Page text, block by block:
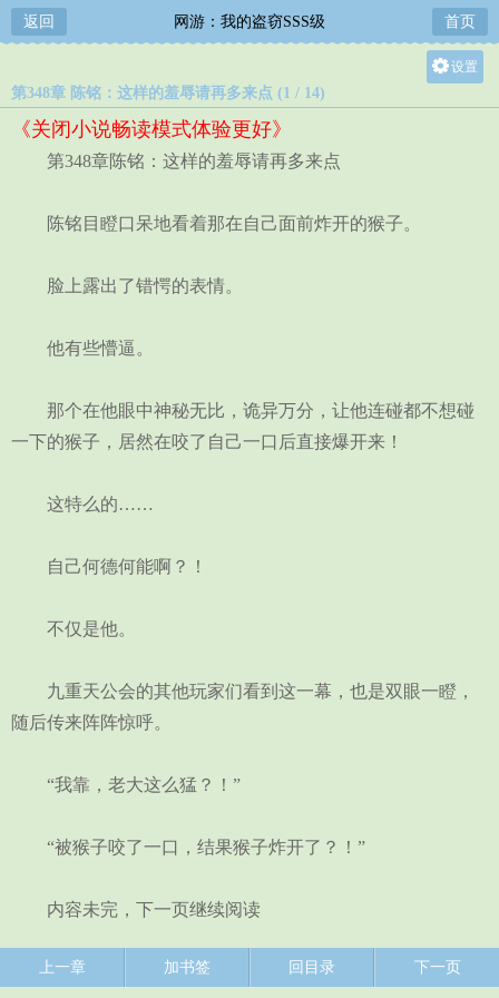
返回 网游：我的盗窃SSS级 首页
设置
第348章 陈铭：这样的羞辱请再多来点 (1 / 14)
《关闭小说畅读模式体验更好》
第348章陈铭：这样的羞辱请再多来点
陈铭目瞪口呆地看着那在自己面前炸开的猴子。
脸上露出了错愕的表情。
他有些懵逼。
那个在他眼中神秘无比，诡异万分，让他连碰都不想碰
一下的猴子，居然在咬了自己一口后直接爆开来！
这特么的……
自己何德何能啊？！
不仅是他。
九重天公会的其他玩家们看到这一幕，也是双眼一瞪，
随后传来阵阵惊呼。
“我靠，老大这么猛？！”
“被猴子咬了一口，结果猴子炸开了？！”
内容未完，下一页继续阅读
上一章 加书签 回目录 下一页